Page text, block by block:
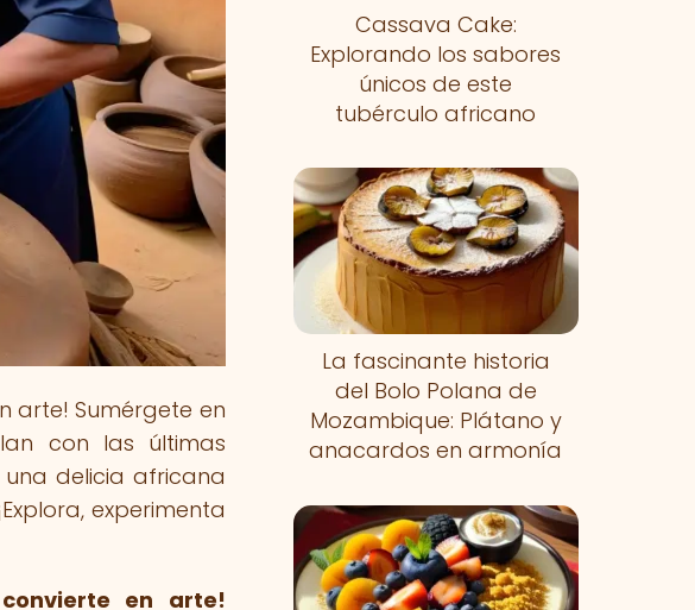
arte! Sumérgete en
con las últimas
delicia africana
experimenta
en arte!
Cassava Cake:
Explorando los sabores
únicos de este
tubérculo africano
La fascinante historia
del Bolo Polana de
Mozambique: Plátano y
anacardos en armonía